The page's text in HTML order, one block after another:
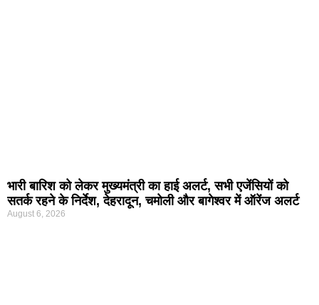
भारी बारिश को लेकर मुख्यमंत्री का हाई अलर्ट, सभी एजेंसियों को
सतर्क रहने के निर्देश, देहरादून, चमोली और बागेश्वर में ऑरेंज अलर्ट
August 6, 2026